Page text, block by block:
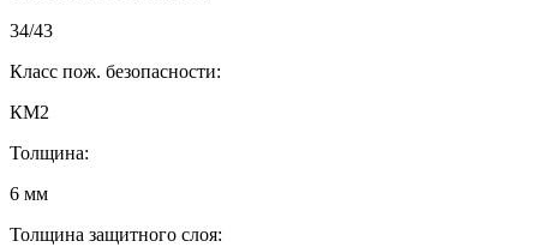
34/43
Класс пож. безопасности:
КМ2
Толщина:
6 мм
Толщина защитного слоя: